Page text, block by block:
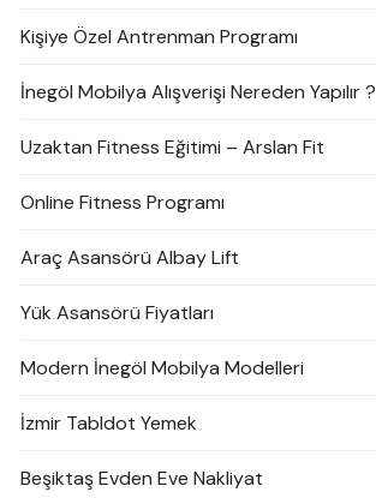
Kişiye Özel Antrenman Programı
İnegöl Mobilya Alışverişi Nereden Yapılır ?
Uzaktan Fitness Eğitimi – Arslan Fit
Online Fitness Programı
Araç Asansörü Albay Lift
Yük Asansörü Fiyatları
Modern İnegöl Mobilya Modelleri
İzmir Tabldot Yemek
Beşiktaş Evden Eve Nakliyat